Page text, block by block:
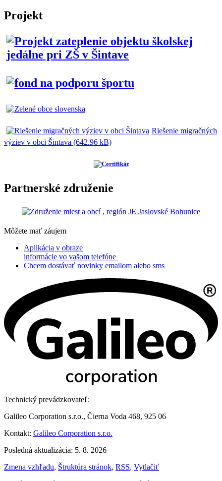
Projekt
Riešenie migračných
výziev v obci Šintava (642.96 kB)
Partnerské združenie
Môžete mať záujem
Aplikácia v obraze
informácie vo vašom telefóne
Chcem dostávať novinky emailom alebo sms
Technický prevádzkovateľ:
Galileo Corporation s.r.o., Čierna Voda 468, 925 06
Kontakt: Galileo Corporation s.r.o.
Posledná aktualizácia: 5. 8. 2026
Zmena vzhľadu, Štruktúra stránok, RSS, Vytlačiť